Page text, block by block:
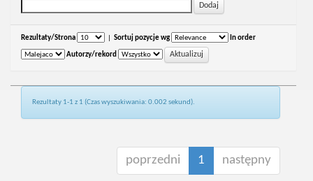
Rezultaty/Strona Sortuj pozycje wg In order
Autorzy/rekord
Rezultaty 1-1 z 1 (Czas wyszukiwania: 0.002 sekund).
poprzedni 1 następny